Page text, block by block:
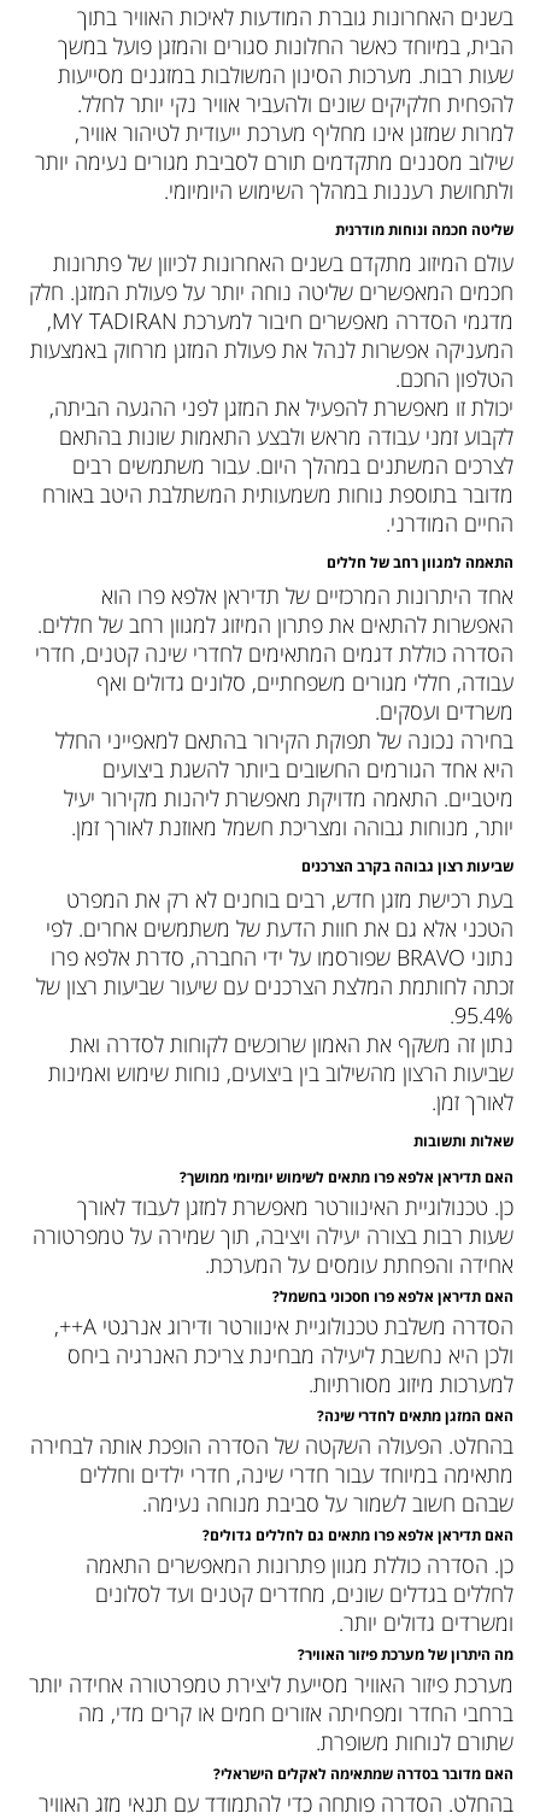
בשנים האחרונות גוברת המודעות לאיכות האוויר בתוך
הבית, במיוחד כאשר החלונות סגורים והמזגן פועל במשך
שעות רבות. מערכות הסינון המשולבות במזגנים מסייעות
להפחית חלקיקים שונים ולהעביר אוויר נקי יותר לחלל.
למרות שמזגן אינו מחליף מערכת ייעודית לטיהור אוויר,
שילוב מסננים מתקדמים תורם לסביבת מגורים נעימה יותר
ולתחושת רעננות במהלך השימוש היומיומי.
שליטה חכמה ונוחות מודרנית
עולם המיזוג מתקדם בשנים האחרונות לכיוון של פתרונות
חכמים המאפשרים שליטה נוחה יותר על פעולת המזגן. חלק
מדגמי הסדרה מאפשרים חיבור למערכת MY TADIRAN,
המעניקה אפשרות לנהל את פעולת המזגן מרחוק באמצעות
הטלפון החכם.
יכולת זו מאפשרת להפעיל את המזגן לפני ההגעה הביתה,
לקבוע זמני עבודה מראש ולבצע התאמות שונות בהתאם
לצרכים המשתנים במהלך היום. עבור משתמשים רבים
מדובר בתוספת נוחות משמעותית המשתלבת היטב באורח
החיים המודרני.
התאמה למגוון רחב של חללים
אחד היתרונות המרכזיים של תדיראן אלפא פרו הוא
האפשרות להתאים את פתרון המיזוג למגוון רחב של חללים.
הסדרה כוללת דגמים המתאימים לחדרי שינה קטנים, חדרי
עבודה, חללי מגורים משפחתיים, סלונים גדולים ואף
משרדים ועסקים.
בחירה נכונה של תפוקת הקירור בהתאם למאפייני החלל
היא אחד הגורמים החשובים ביותר להשגת ביצועים
מיטביים. התאמה מדויקת מאפשרת ליהנות מקירור יעיל
יותר, מנוחות גבוהה ומצריכת חשמל מאוזנת לאורך זמן.
שביעות רצון גבוהה בקרב הצרכנים
בעת רכישת מזגן חדש, רבים בוחנים לא רק את המפרט
הטכני אלא גם את חוות הדעת של משתמשים אחרים. לפי
נתוני BRAVO שפורסמו על ידי החברה, סדרת אלפא פרו
זכתה לחותמת המלצת הצרכנים עם שיעור שביעות רצון של
95.4%.
נתון זה משקף את האמון שרוכשים לקוחות לסדרה ואת
שביעות הרצון מהשילוב בין ביצועים, נוחות שימוש ואמינות
לאורך זמן.
שאלות ותשובות
האם תדיראן אלפא פרו מתאים לשימוש יומיומי ממושך?
כן. טכנולוגיית האינוורטר מאפשרת למזגן לעבוד לאורך
שעות רבות בצורה יעילה ויציבה, תוך שמירה על טמפרטורה
אחידה והפחתת עומסים על המערכת.
האם תדיראן אלפא פרו חסכוני בחשמל?
הסדרה משלבת טכנולוגיית אינוורטר ודירוג אנרגטי A++,
ולכן היא נחשבת ליעילה מבחינת צריכת האנרגיה ביחס
למערכות מיזוג מסורתיות.
האם המזגן מתאים לחדרי שינה?
בהחלט. הפעולה השקטה של הסדרה הופכת אותה לבחירה
מתאימה במיוחד עבור חדרי שינה, חדרי ילדים וחללים
שבהם חשוב לשמור על סביבת מנוחה נעימה.
האם תדיראן אלפא פרו מתאים גם לחללים גדולים?
כן. הסדרה כוללת מגוון פתרונות המאפשרים התאמה
לחללים בגדלים שונים, מחדרים קטנים ועד לסלונים
ומשרדים גדולים יותר.
מה היתרון של מערכת פיזור האוויר?
מערכת פיזור האוויר מסייעת ליצירת טמפרטורה אחידה יותר
ברחבי החדר ומפחיתה אזורים חמים או קרים מדי, מה
שתורם לנוחות משופרת.
האם מדובר בסדרה שמתאימה לאקלים הישראלי?
בהחלט. הסדרה פותחה כדי להתמודד עם תנאי מזג האוויר